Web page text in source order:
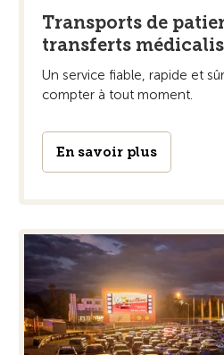
Transports de
transferts
Un service fiable, rapide et
compter à tout moment.
En savoir plus